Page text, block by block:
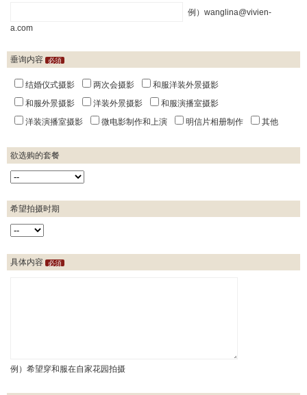
例）wanglina@vivien-
a.com
垂询内容 必須
结婚仪式摄影 两次会摄影
和服洋装外景摄影
和服外景摄影
洋装外景摄影
和服演播室摄影
洋装演播室摄影
微电影制作和上演 明信片相册制作 其他
欲选购的套餐
希望拍摄时期
具体内容 必須
例）希望穿和服在自家花园拍摄